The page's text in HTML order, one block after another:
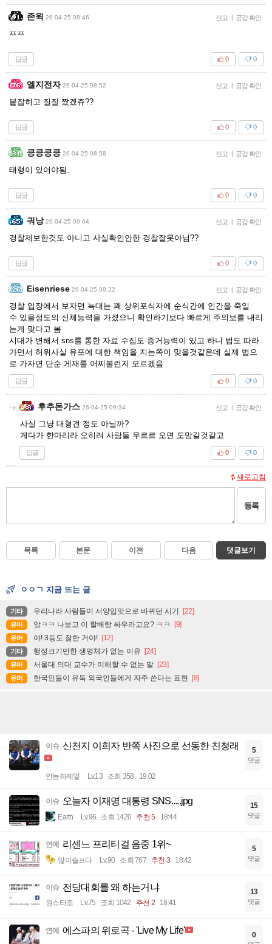
존윅 26-04-25 08:46 신고 | 공감 확인
ㅉㅉ
답글 0
0
엘지전자 26-04-25 08:52 신고 | 공감 확인
붙잡히고 질질 짰겠쥬??
답글 0
0
킁킁킁킁 26-04-25 08:58 신고 | 공감 확인
태형이 있어야됨.
답글 0
0
궈낭 26-04-25 09:04 신고 | 공감 확인
경찰제보한것도 아니고 사실확인안한 경찰잘못아님??
답글 0
0
Eisenriese 26-04-25 09:22 신고 | 공감 확인
경찰 입장에서 보자면 늑대는 꽤 상위포식자에 순식간에 인간을 죽일
수 있을정도의 신체능력을 가졌으니 확인하기보다 빠르게 주의보를 내리
는게 맞다고 봄
시대가 변해서 sns를 통한 자료 수집도 증거능력이 있고 하니 법도 따라
가면서 허위사실 유포에 대한 책임을 지는쪽이 맞을것같은데 실제 법으
로 가자면 단순 게재를 어찌볼런지 모르겠음
답글 0
0
후추돈가스 26-04-25 09:34 신고 | 공감 확인
사실 그냥 대형견 정도 아닐까?
게다가 한마리라 오히려 사람들 우르르 오면 도망갈것같고
답글 0
0
새로고침
등록
목록 본문 이전 다음 댓글보기
ㅇㅇㄱ 지금 뜨는 글
기타 우리나라 사람들이 서양입맛으로 바뀌던 시기 [22]
유머 앜ㅋㅋ 나보고 이 할배랑 싸우라고요? ㅋㅋ [9]
유머 야! 3등도 잘한 거야! [12]
기타 행성크기만한 생명체가 없는 이유 [24]
유머 서울대 의대 교수가 이해할 수 없는 말 [23]
유머 한국인들이 유독 외국인들에게 자주 쓴다는 표현 [8]
이슈 신천지 이희자 반쪽 사진으로 선동한 친청래
안능하제옇 Lv.13 조회 358 19:02
5
댓글
이슈 오늘자 이재명 대통령 SNS.....jpg
Earth Lv.96 조회 1420 추천 5 18:44
15
댓글
연예 리센느 프리티걸 음중 1위~
많이슬프다 Lv.90 조회 767 추천 3 18:42
5
댓글
이슈 전당대회를 왜 하는거냐
원스타조 Lv.75 조회 1042 추천 2 18:41
13
댓글
연예 에스파의 위로곡 - 'Live My Life' 0